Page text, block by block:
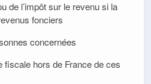
de l’impôt sur le revenu si la
fonciers
concernées
fiscale hors de France de ces